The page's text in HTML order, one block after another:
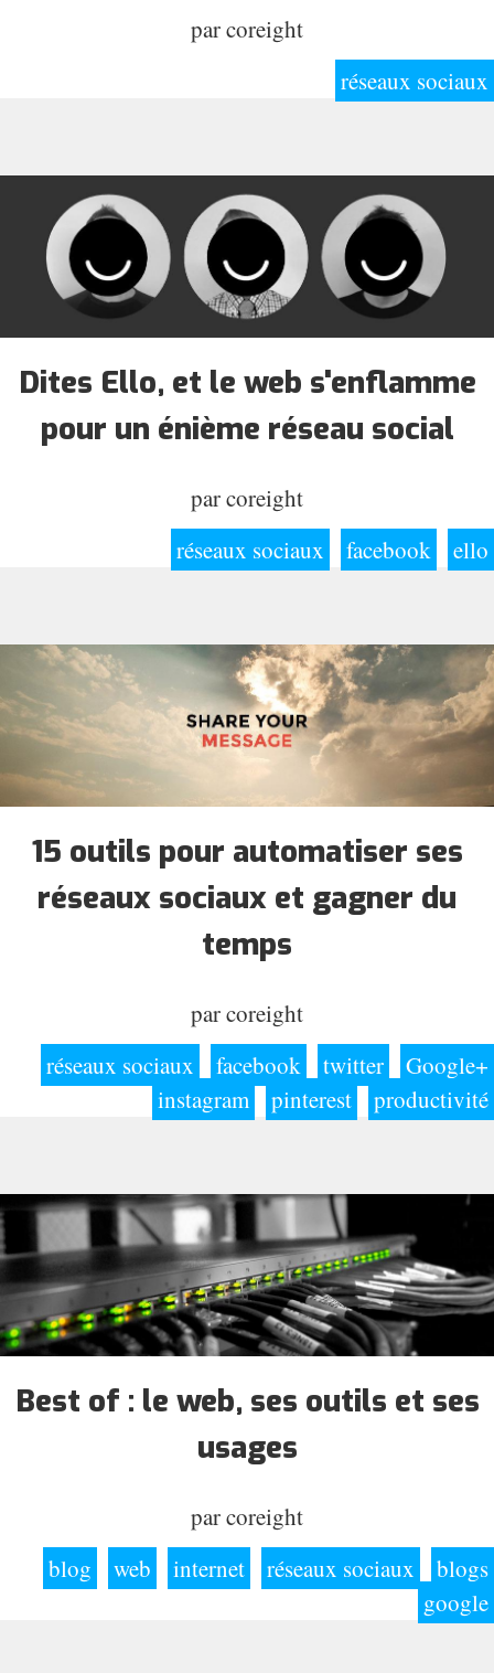
parcoreight
réseaux sociaux
Dites Ello, et le web s'enflamme
pour un énième réseau social
parcoreight
réseaux sociaux
facebook ello
15 outils pour automatiser ses
réseaux sociaux et gagner du
temps
parcoreight
réseaux sociaux
facebook twitter
Google+
instagram
pinterest productivité
Best of : le web, ses outils et ses
usages
parcoreight
blog
web internet réseaux sociaux
blogs
google